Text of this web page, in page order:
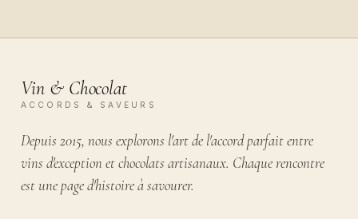
Vin & Chocolat
ACCORDS & SAVEURS
Depuis 2015, nous explorons l'art de l'accord parfait entre
vins d'exception et chocolats artisanaux. Chaque rencontre
est une page d'histoire à savourer.